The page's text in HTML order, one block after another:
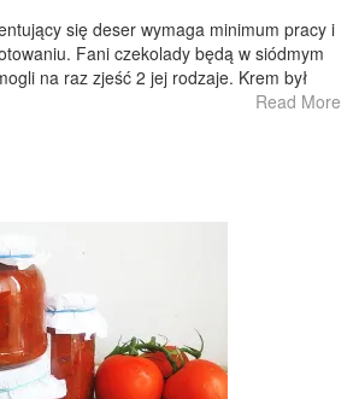
się deser wymaga minimum pracy i
Fani czekolady będą w siódmym
na raz zjeść 2 jej rodzaje. Krem był
Read More